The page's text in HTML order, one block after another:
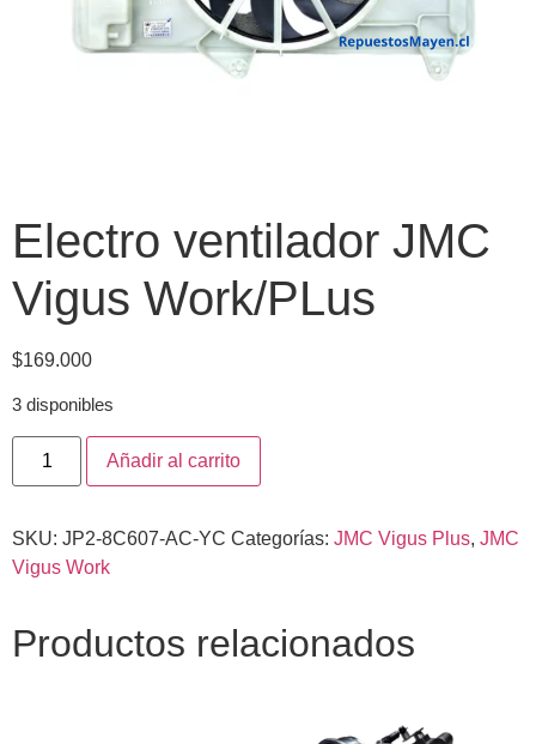
Electro ventilador JMC
Vigus Work/PLus
$169.000
3 disponibles
Añadir al carrito
SKU: JP2-8C607-AC-YC Categorías: JMC Vigus Plus, JMC
Vigus Work
Productos relacionados